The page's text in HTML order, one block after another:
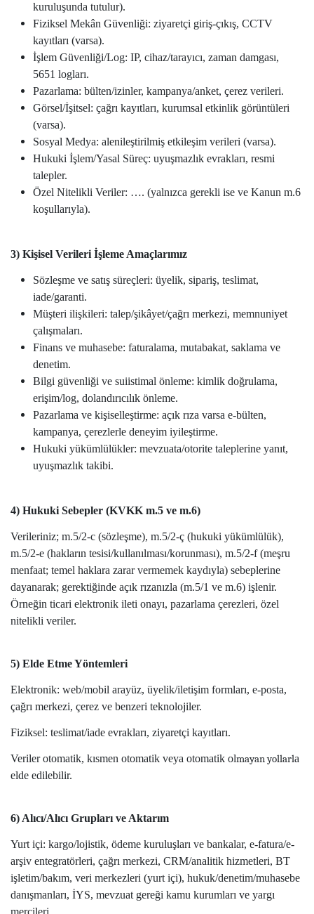
kuruluşunda tutulur).
Fiziksel Mekân Güvenliği: ziyaretçi giriş-çıkış, CCTV
kayıtları (varsa).
İşlem Güvenliği/Log: IP, cihaz/tarayıcı, zaman damgası,
5651 logları.
Pazarlama: bülten/izinler, kampanya/anket, çerez verileri.
Görsel/İşitsel: çağrı kayıtları, kurumsal etkinlik görüntüleri
(varsa).
Sosyal Medya: alenileştirilmiş etkileşim verileri (varsa).
Hukuki İşlem/Yasal Süreç: uyuşmazlık evrakları, resmi
talepler.
Özel Nitelikli Veriler: …. (yalnızca gerekli ise ve Kanun m.6
koşullarıyla).
3) Kişisel Verileri İşleme Amaçlarımız
Sözleşme ve satış süreçleri: üyelik, sipariş, teslimat,
iade/garanti.
Müşteri ilişkileri: talep/şikâyet/çağrı merkezi, memnuniyet
çalışmaları.
Finans ve muhasebe: faturalama, mutabakat, saklama ve
denetim.
Bilgi güvenliği ve suiistimal önleme: kimlik doğrulama,
erişim/log, dolandırıcılık önleme.
Pazarlama ve kişiselleştirme: açık rıza varsa e-bülten,
kampanya, çerezlerle deneyim iyileştirme.
Hukuki yükümlülükler: mevzuata/otorite taleplerine yanıt,
uyuşmazlık takibi.
4) Hukuki Sebepler (KVKK m.5 ve m.6)
Verileriniz; m.5/2-c (sözleşme), m.5/2-ç (hukuki yükümlülük),
m.5/2-e (hakların tesisi/kullanılması/korunması), m.5/2-f (meşru
menfaat; temel haklara zarar vermemek kaydıyla) sebeplerine
dayanarak; gerektiğinde açık rızanızla (m.5/1 ve m.6) işlenir.
Örneğin ticari elektronik ileti onayı, pazarlama çerezleri, özel
nitelikli veriler.
5) Elde Etme Yöntemleri
Elektronik: web/mobil arayüz, üyelik/iletişim formları, e-posta,
çağrı merkezi, çerez ve benzeri teknolojiler.
Fiziksel: teslimat/iade evrakları, ziyaretçi kayıtları.
Veriler otomatik, kısmen otomatik veya otomatik olmayan yollarla
elde edilebilir.
6) Alıcı/Alıcı Grupları ve Aktarım
Yurt içi: kargo/lojistik, ödeme kuruluşları ve bankalar, e-fatura/e-
arşiv entegratörleri, çağrı merkezi, CRM/analitik hizmetleri, BT
işletim/bakım, veri merkezleri (yurt içi), hukuk/denetim/muhasebe
danışmanları, İYS, mevzuat gereği kamu kurumları ve yargı
mercileri.